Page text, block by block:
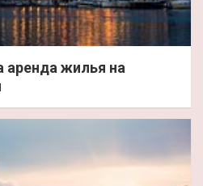
аренда жилья на